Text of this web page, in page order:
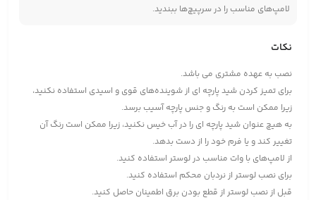
لامپ‌های مناسب را در سرپیچ‌ها ببندید.
نکات
نصب به عهده مشتری می باشد.
برای تمیز کردن شید پارچه ای از شوینده‌های قوی و اسیدی استفاده نکنید،
زیرا ممکن است به رنگ و جنس پارچه آسیب برسد.
به هیچ عنوان شید پارچه ای را در آب خیس نکنید، زیرا ممکن است رنگ آن
تغییر کند و یا فرم خود را از دست بدهد.
از لامپ‌های با وات مناسب در لوستر استفاده کنید.
برای نصب لوستر از نردبان محکم استفاده کنید.
قبل از نصب لوستر از قطع بودن برق اطمینان حاصل کنید.